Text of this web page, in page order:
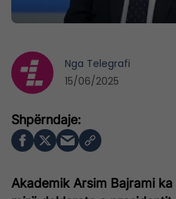
Akademik Arsim Bajrami
Nga Telegrafi
15/06/2025